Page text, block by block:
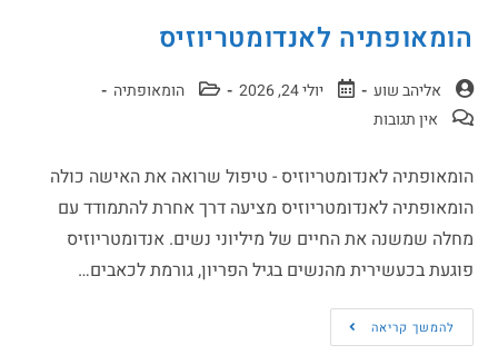
הומאופתיה לאנדומטריוזיס
אליהב שוע יולי 24, 2026
הומאופתיה
אין תגובות
הומאופתיה לאנדומטריוזיס - טיפול שרואה את האישה כולה
הומאופתיה לאנדומטריוזיס מציעה דרך אחרת להתמודד עם
מחלה שמשנה את החיים של מיליוני נשים. אנדומטריוזיס
פוגעת בכעשירית מהנשים בגיל הפריון, גורמת לכאבים…
להמשך קריאה